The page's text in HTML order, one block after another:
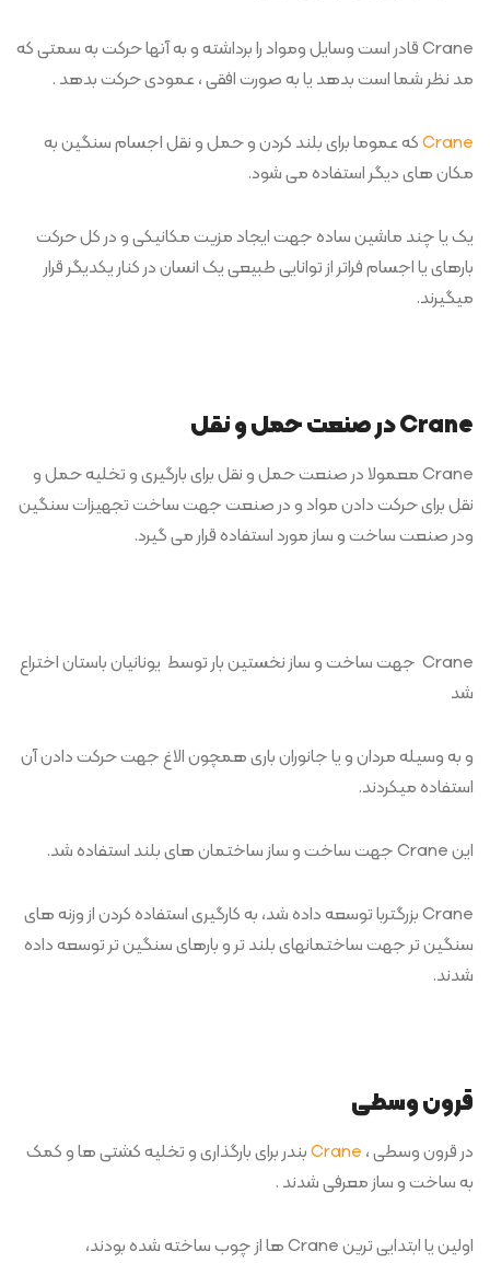
Crane قادر است وسایل ومواد را برداشته و به آنها حرکت به سمتی که
مد نظر شما است بدهد یا به صورت افقی ، عمودی حرکت بدهد .
Craneکه عموما برای بلند کردن و حمل و نقل اجسام سنگین به
مکان های دیگر استفاده می شود.
یک یا چند ماشین ساده جهت ایجاد مزیت مکانیکی و در کل حرکت
بارهای یا اجسام فراتر از توانایی طبیعی یک انسان در کنار یکدیگر قرار
میگیرند.
Crane در صنعت حمل و نقل
Crane معمولا در صنعت حمل و نقل برای بارگیری و تخلیه حمل و
نقل برای حرکت دادن مواد و در صنعت جهت ساخت تجهیزات سنگین
ودر صنعت ساخت و ساز مورد استفاده قرار می گیرد.
Crane جهت ساخت و ساز نخستین بار توسط یونانیان باستان اختراع
شد
و به وسیله مردان و یا جانوران باری همچون الاغ جهت حرکت دادن آن
استفاده میکردند.
این Crane جهت ساخت و ساز ساختمان های بلند استفاده شد.
Crane بزرگتربا توسعه داده شد، به کارگیری استفاده کردن از وزنه های
سنگین تر جهت ساختمانهای بلند تر و بارهای سنگین تر توسعه داده
شدند.
قرون وسطی
در قرون وسطی ، Craneبندر برای بارگذاری و تخلیه کشتی ها و کمک
به ساخت و ساز معرفی شدند .
اولین یا ابتدایی ترین Crane ها از چوب ساخته شده بودند،